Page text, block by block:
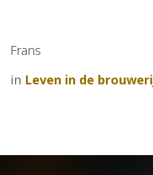
Frans
in Leven in de